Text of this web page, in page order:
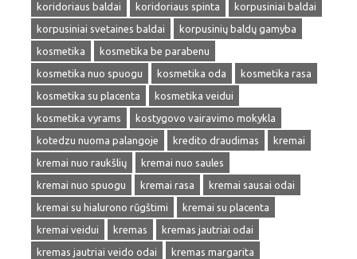
koridoriaus baldai
koridoriaus spinta
korpusiniai baldai
korpusiniai svetaines baldai
korpusinių baldų gamyba
kosmetika
kosmetika be parabenu
kosmetika nuo spuogu
kosmetika oda
kosmetika rasa
kosmetika su placenta
kosmetika veidui
kosmetika vyrams
kostygovo vairavimo mokykla
kotedzu nuoma palangoje
kredito draudimas
kremai
kremai nuo raukšlių
kremai nuo saules
kremai nuo spuogu
kremai rasa
kremai sausai odai
kremai su hialurono rūgštimi
kremai su placenta
kremai veidui
kremas
kremas jautriai odai
kremas jautriai veido odai
kremas margarita